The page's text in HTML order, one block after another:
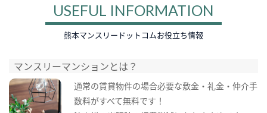
USEFUL INFORMATION
熊本マンスリードットコムお役立ち情報
マンスリーマンションとは？
通常の賃貸物件の場合必要な敷金・礼金・仲介手
数料がすべて無料です！